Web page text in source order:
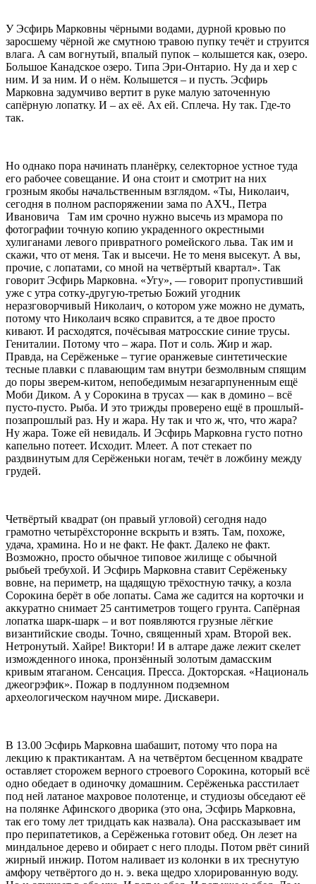
У Эсфирь Марковны чёрными водами, дурной кровью по
заросшему чёрной же смутною травою пупку течёт и струится
влага. А сам вогнутый, впалый пупок – колышется как, озеро.
Большое Канадское озеро. Типа Эри-Онтарио. Ну да и хер с
ним. И за ним. И о нём. Колышется – и пусть. Эсфирь
Марковна задумчиво вертит в руке малую заточенную
сапёрную лопатку. И – ах её. Ах ей. Сплеча. Ну так. Где-то
так.
Но однако пора начинать планёрку, селекторное устное туда
его рабочее совещание. И она стоит и смотрит на них
грозным якобы начальственным взглядом. «Ты, Николаич,
сегодня в полном распоряжении зама по АХЧ., Петра
Ивановича Там им срочно нужно высечь из мрамора по
фотографии точную копию украденного окрестными
хулиганами левого привратного ромейского льва. Так им и
скажи, что от меня. Так и высечи. Не то меня высекут. А вы,
прочие, с лопатами, со мной на четвёртый квартал». Так
говорит Эсфирь Марковна. «Угу», — говорит пропустивший
уже с утра сотку-другую-третью Божий угодник
неразговорчивый Николаич, о котором уже можно не думать,
потому что Николаич всяко справится, а те двое просто
кивают. И расходятся, почёсывая матросские синие трусы.
Гениталии. Потому что – жара. Пот и соль. Жир и жар.
Правда, на Серёженьке – тугие оранжевые синтетические
тесные плавки с плавающим там внутри безмолвным спящим
до поры зверем-китом, непобедимым незагарпуненным ещё
Моби Диком. А у Сорокина в трусах — как в домино – всё
пусто-пусто. Рыба. И это трижды проверено ещё в прошлый-
позапрошлый раз. Ну и жара. Ну так и что ж, что, что жара?
Ну жара. Тоже ей невидаль. И Эсфирь Марковна густо потно
капельно потеет. Исходит. Млеет. А пот стекает по
раздвинутым для Серёженьки ногам, течёт в ложбину между
грудей.
Четвёртый квадрат (он правый угловой) сегодня надо
грамотно четырёхсторонне вскрыть и взять. Там, похоже,
удача, храмина. Но и не факт. Не факт. Далеко не факт.
Возможно, просто обычное типовое жилище с обычной
рыбьей требухой. И Эсфирь Марковна ставит Серёженьку
вовне, на периметр, на щадящую трёхостную тачку, а козла
Сорокина берёт в обе лопаты. Сама же садится на корточки и
аккуратно снимает 25 сантиметров тощего грунта. Сапёрная
лопатка шарк-шарк – и вот появляются грузные лёгкие
византийские своды. Точно, священный храм. Второй век.
Нетронутый. Хайре! Виктори! И в алтаре даже лежит скелет
изможденного инока, пронзённый золотым дамасским
кривым ятаганом. Сенсация. Пресса. Докторская. «Националь
джеогрэфик». Пожар в подлунном подземном
археологическом научном мире. Дискавери.
В 13.00 Эсфирь Марковна шабашит, потому что пора на
лекцию к практикантам. А на четвёртом бесценном квадрате
оставляет сторожем верного строевого Сорокина, который всё
одно обедает в одиночку домашним. Серёженька расстилает
под ней латаное махровое полотенце, и студиозы обседают её
на полянке Афинского дворика (это она, Эсфирь Марковна,
так его тому лет тридцать как назвала). Она рассказывает им
про перипатетиков, а Серёженька готовит обед. Он лезет на
миндальное дерево и обирает с него плоды. Потом рвёт синий
жирный инжир. Потом наливает из колонки в их треснутую
амфору четвёртого до н. э. века щедро хлорированную воду.